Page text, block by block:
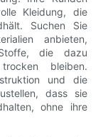
Kleidung, die
Suchen Sie
anbieten,
Stoffe, die dazu
bleiben.
und die
dass sie
ohne ihre